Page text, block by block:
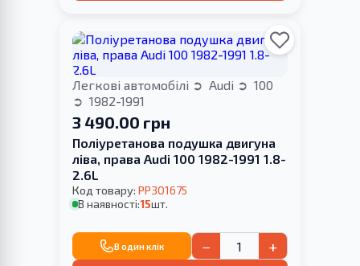
Легкові автомобілі Audi
100
1982-1991
3 490.00 грн
Поліуретанова подушка двигуна
ліва, права Audi 100 1982-1991 1.8-
2.6L
Код товару: PP301675
В наявності:15шт.
В один клік − +